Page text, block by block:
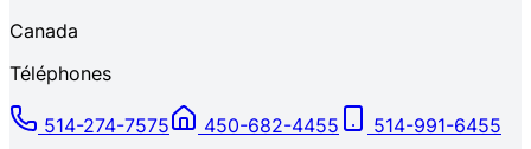
Canada
Téléphones
514-274-7575 450-682-4455
514-991-6455